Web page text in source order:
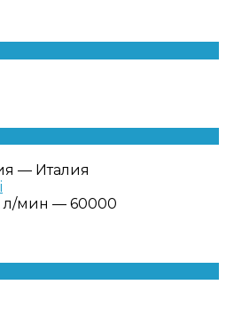
— Италия
л/мин — 60000